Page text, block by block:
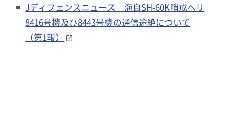
Jディフェンスニュース｜海自SH-60K哨戒ヘリ
8416号機及び8443号機の通信途絶について
（第1報）